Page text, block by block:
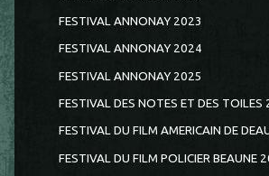
FESTIVAL ANNONAY 2023
FESTIVAL ANNONAY 2024
FESTIVAL ANNONAY 2025
FESTIVAL DES NOTES ET DES TOILES
FESTIVAL DU FILM AMERICAIN DE
FESTIVAL DU FILM POLICIER BEAUNE